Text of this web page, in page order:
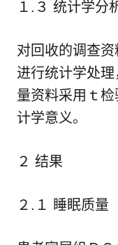
１.３ 统计学分
对回收的调查
进行统计学处
量资料采用ｔ
计学意义。
２ 结果
２.１ 睡眠质量